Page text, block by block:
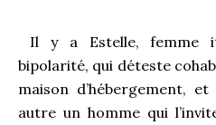
Il y a Estelle, femme
bipolarité, qui déteste
maison d’hébergement,
autre un homme qui